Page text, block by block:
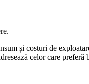
și costuri de
celor care preferă